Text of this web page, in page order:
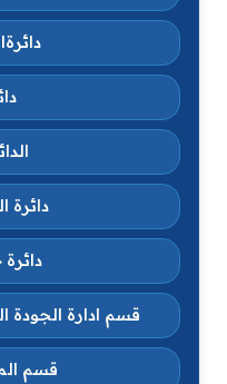
دائرة
قسم ادارة الجودة
قسم